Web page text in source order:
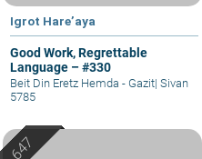
Igrot Hare’aya
Good Work, Regrettable
Language – #330
Beit Din Eretz Hemda - Gazit| Sivan
5785